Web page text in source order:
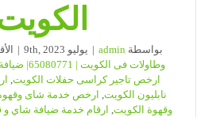
بواسطة admin
| يوليو 9th, 2023 |
وطاولات فى الكويت | 65080771| ضيافة الكويت
ارخص تاجير كراسى حفلات الكويت
نابليون الكويت
ارخص خدمة شاى
وقهوة الكويت
ارقام خدمة ضيافة شاي و